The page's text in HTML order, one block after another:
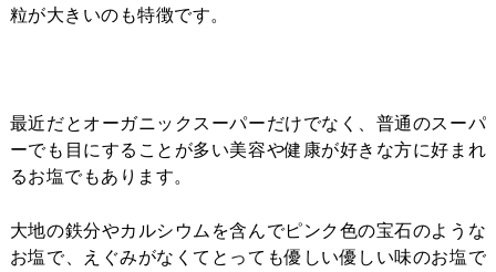
粒が大きいのも特徴です。
最近だとオーガニックスーパーだけでなく、普通のスーパ
ーでも目にすることが多い美容や健康が好きな方に好まれ
るお塩でもあります。
大地の鉄分やカルシウムを含んでピンク色の宝石のような
お塩で、えぐみがなくてとっても優しい優しい味のお塩で